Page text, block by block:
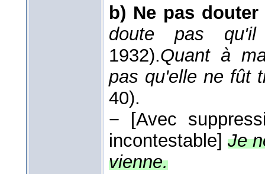
b) Ne pas douter
doute pas
1932).Quant à
pas qu'elle ne fût
40).
− [Avec
incontestable] Je
vienne.